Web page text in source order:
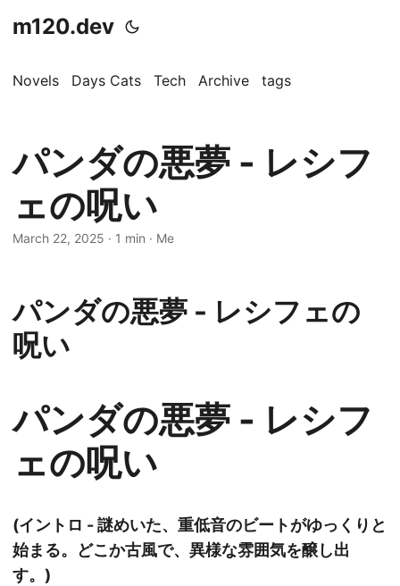
m120.dev
Novels Days Cats Tech Archive tags
パンダの悪夢 - レシフ
ェの呪い
March 22, 2025 · 1 min · Me
パンダの悪夢 - レシフェの
呪い
パンダの悪夢 - レシフ
ェの呪い
(イントロ - 謎めいた、重低音のビートがゆっくりと
始まる。どこか古風で、異様な雰囲気を醸し出
す。)